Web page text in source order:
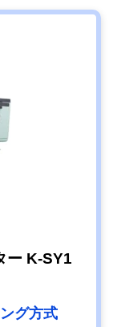
ー K-SY1
グ方式